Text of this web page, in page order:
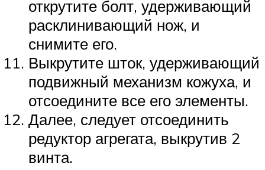
открутите болт, удерживающий
расклинивающий нож, и
снимите его.
Выкрутите шток, удерживающий
подвижный механизм кожуха, и
отсоедините все его элементы.
Далее, следует отсоединить
редуктор агрегата, выкрутив 2
винта.